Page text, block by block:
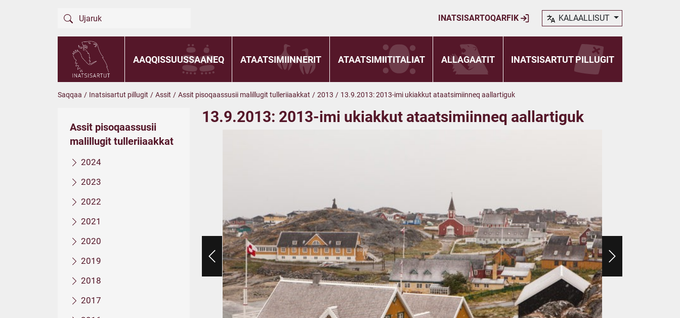
INATSISARTOQARFIK KALAALLISUT
AAQQISSUUSSAANEQ ATAATSIMIINNERIT ATAATSIMIITITALIAT ALLAGAATIT INATSISARTUT PILLUGIT
Saqqaa / Inatsisartut pillugit / Assit / Assit pisoqaassusii malillugit tulleriiaakkat / 2013 / 13.9.2013: 2013-imi ukiakkut ataatsimiinneq aallartiguk
Assit pisoqaassusii
malillugit tulleriiaakkat
2024
2023
2022
2021
2020
2019
2018
2017
13.9.2013: 2013-imi ukiakkut ataatsimiinneq aallartiguk